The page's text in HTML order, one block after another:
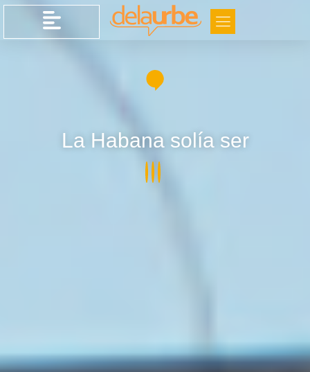
La Habana solía ser